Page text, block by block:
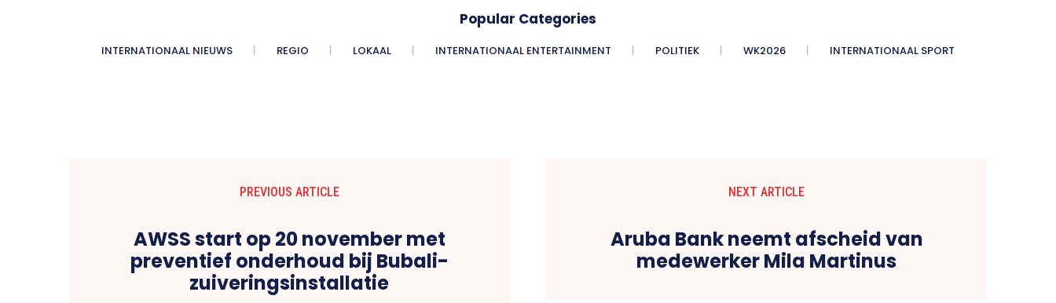
Popular Categories
INTERNATIONAAL NIEUWS REGIO LOKAAL INTERNATIONAAL ENTERTAINMENT POLITIEK WK2026 INTERNATIONAAL SPORT
PREVIOUS ARTICLE
AWSS start op 20 november met
preventief onderhoud bij Bubali-
zuiveringsinstallatie
NEXT ARTICLE
Aruba Bank neemt afscheid van
medewerker Mila Martinus